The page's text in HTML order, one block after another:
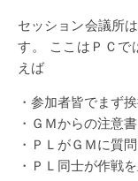
セッション会議所
す。 ここはＰＣで
えば
・参加者皆でまず挨
・ＧＭからの注意
・ＰＬがＧＭに質問
・ＰＬ同士が作戦